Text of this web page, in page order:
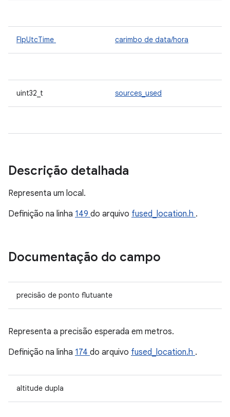
FlpUtcTime carimbo de data/hora
uint32_t sources_used
Descrição detalhada
Representa um local.
Definição na linha 149 do arquivo fused_location.h .
Documentação do campo
precisão de ponto flutuante
Representa a precisão esperada em metros.
Definição na linha 174 do arquivo fused_location.h .
altitude dupla